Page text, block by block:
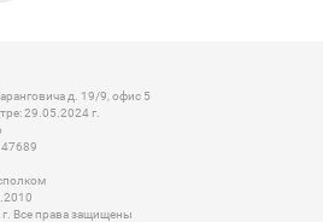
д. 19/9, офис 5
29.05.2024 г.
г. Все права защищены